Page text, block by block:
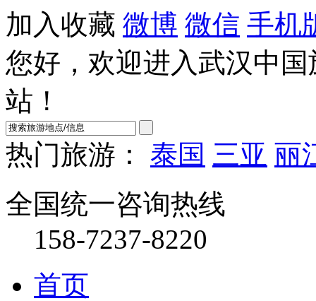
加入收藏 微博 微信 手机
您好，欢迎进入武汉中
站！
热门旅游：
泰国 三亚 丽
全国统一咨询热线
158-7237-8220
首页